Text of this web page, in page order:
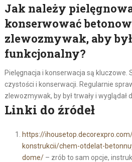
Jak należy
konserwować
zlewozmywak, aby
funkcjonalny?
Pielęgnacja i konserwacja są kluczowe.
czystości i konserwacji. Regularnie
zlewozmywak, by był trwały i wyglądał
Linki do źródeł
https://
konstrukcii/chem-otdelat-
dome/– zrób to sam opcje,